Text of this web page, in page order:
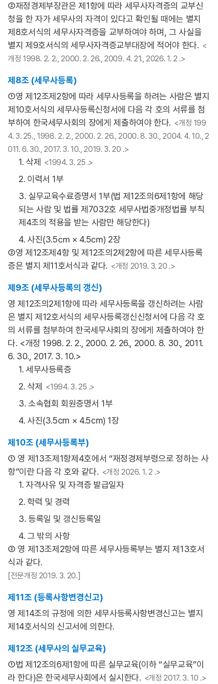
②재정경제부장관은 제1항에 따라 세무사자격증의 교부신
청을 한 자가 세무사의 자격이 있다고 확인될 때에는 별지
제8호서식의 세무사자격증을 교부하여야 하며, 그 사실을
별지 제9호서식의 세무사자격증교부대장에 적어야 한다. <
개정 1998. 2. 2., 2000. 2. 26., 2009. 4. 21., 2026. 1. 2 .>
제8조 (세무사등록)
①영 제12조제2항에 따라 세무사등록을 하려는 사람은 별지
제10호서식의 세무사등록신청서에 다음 각 호의 서류를 첨
부하여 한국세무사회의 장에게 제출하여야 한다. <개정 199
4. 3. 25., 1998. 2. 2., 2000. 2. 26., 2000. 8. 30., 2004. 4. 10., 2
011. 6. 30., 2017. 3. 10., 2019. 3. 20 .>
1. 삭제 <1994. 3. 25 .>
2. 이력서 1부
3. 실무교육수료증명서 1부(법 제12조의6제1항에 해당
되는 사람 및 법률 제7032호 세무사법중개정법률 부칙
제4조의 적용을 받는 사람만 해당한다)
4. 사진(3.5㎝ × 4.5㎝) 2장
②영 제12조제4항 및 제12조의2제2항에 따른 세무사등록
증은 별지 제11호서식과 같다. <개정 2019. 3. 20 .>
제9조 (세무사등록의 갱신)
영 제12조의2제1항에 따라 세무사등록을 갱신하려는 사람
은 별지 제12호서식의 세무사등록갱신신청서에 다음 각 호
의 서류를 첨부하여 한국세무사회의 장에게 제출하여야 한
다. <개정 1998. 2. 2., 2000. 2. 26., 2000. 8. 30., 2011.
6. 30., 2017. 3. 10.>
1. 세무사등록증
2. 삭제
<1994. 3. 25 .>
3. 소속협회 회원증명서 1부
4. 사진(3.5cm × 4.5cm) 1장
제10조 (세무사등록부)
① 영 제13조제1항제4호에서 “재정경제부령으로 정하는 사
항”이란 다음 각 호와 같다. <개정 2026. 1. 2 .>
1. 자격사유 및 자격증 발급일자
2. 학력 및 경력
3. 등록일 및 갱신등록일
4. 그 밖의 사항
② 영 제13조제2항에 따른 세무사등록부는 별지 제13호서
식과 같다.
[전문개정 2019. 3. 20.]
제11조 (등록사항변경신고)
영 제14조의 규정에 의한 세무사등록사항변경신고는 별지
제14호서식의 신고서에 의한다.
제12조 (세무사의 실무교육)
①법 제12조의6제1항에 따른 실무교육(이하 “실무교육”이
라 한다)은 한국세무사회에서 실시한다. <개정 2017. 3. 10 .>